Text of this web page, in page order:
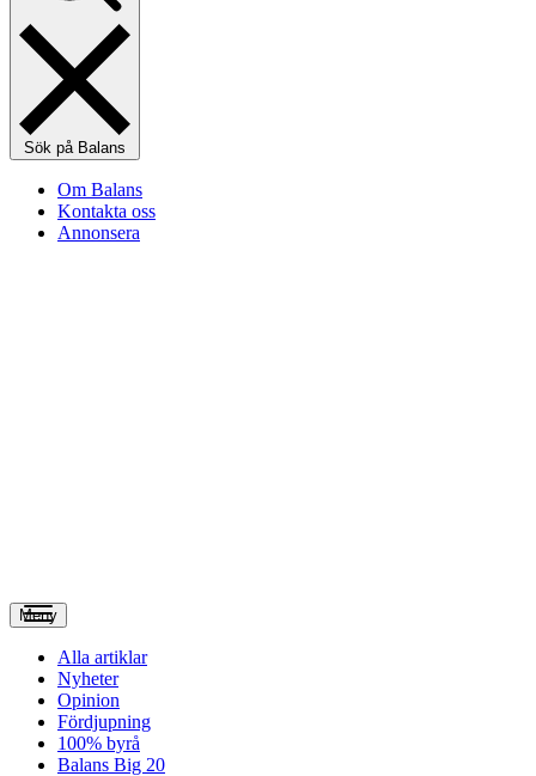
Sök på Balans
Om Balans
Kontakta oss
Annonsera
Meny
Alla artiklar
Nyheter
Opinion
Fördjupning
100% byrå
Balans Big 20